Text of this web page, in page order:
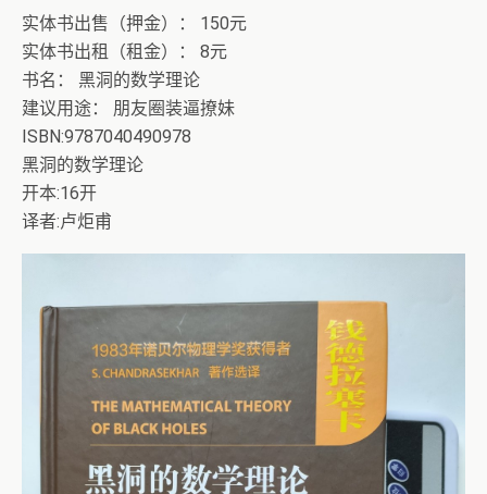
实体书出售（押金）： 150元
实体书出租（租金）： 8元
书名： 黑洞的数学理论
建议用途： 朋友圈装逼撩妹
ISBN:9787040490978
黑洞的数学理论
开本:16开
译者:卢炬甫